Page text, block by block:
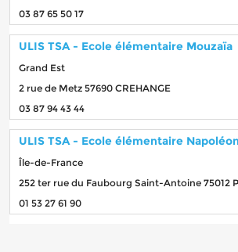
03 87 65 50 17
ULIS TSA - Ecole élémentaire Mouzaïa
Grand Est
2 rue de Metz 57690 CREHANGE
03 87 94 43 44
ULIS TSA - Ecole élémentaire Napoléon
Île-de-France
252 ter rue du Faubourg Saint-Antoine 75012
01 53 27 61 90